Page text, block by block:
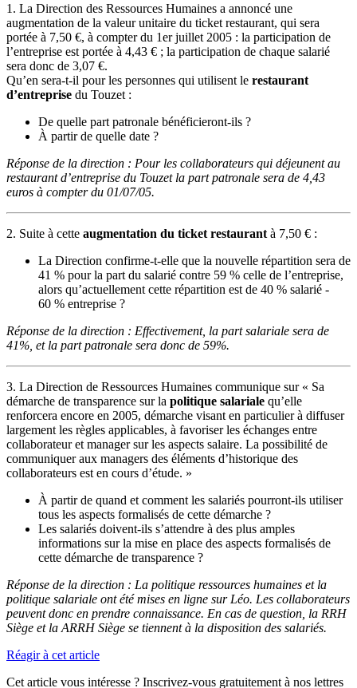
1. La Direction des Ressources Humaines a annoncé une
augmentation de la valeur unitaire du ticket restaurant, qui sera
portée à 7,50 €, à compter du 1er juillet 2005 : la participation de
l’entreprise est portée à 4,43 € ; la participation de chaque salarié
sera donc de 3,07 €.
Qu’en sera-t-il pour les personnes qui utilisent le restaurant
d’entreprise du Touzet :
De quelle part patronale bénéficieront-ils ?
À partir de quelle date ?
Réponse de la direction : Pour les collaborateurs qui déjeunent au
restaurant d’entreprise du Touzet la part patronale sera de 4,43
euros à compter du 01/07/05.
2. Suite à cette augmentation du ticket restaurant à 7,50 € :
La Direction confirme-t-elle que la nouvelle répartition sera de
41 % pour la part du salarié contre 59 % celle de l’entreprise,
alors qu’actuellement cette répartition est de 40 % salarié -
60 % entreprise ?
Réponse de la direction : Effectivement, la part salariale sera de
41%, et la part patronale sera donc de 59%.
3. La Direction de Ressources Humaines communique sur « Sa
démarche de transparence sur la politique salariale qu’elle
renforcera encore en 2005, démarche visant en particulier à diffuser
largement les règles applicables, à favoriser les échanges entre
collaborateur et manager sur les aspects salaire. La possibilité de
communiquer aux managers des éléments d’historique des
collaborateurs est en cours d’étude. »
À partir de quand et comment les salariés pourront-ils utiliser
tous les aspects formalisés de cette démarche ?
Les salariés doivent-ils s’attendre à des plus amples
informations sur la mise en place des aspects formalisés de
cette démarche de transparence ?
Réponse de la direction : La politique ressources humaines et la
politique salariale ont été mises en ligne sur Léo. Les collaborateurs
peuvent donc en prendre connaissance. En cas de question, la RRH
Siège et la ARRH Siège se tiennent à la disposition des salariés.
Réagir à cet article
Cet article vous intéresse ? Inscrivez-vous gratuitement à nos lettres